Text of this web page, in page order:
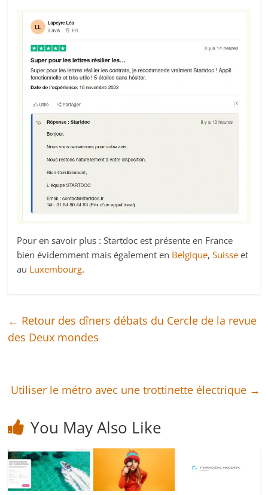
Pour en savoir plus : Startdoc est présente en France
bien évidemment mais également en Belgique,Suisse et
au Luxembourg.
← Retour des dîners débats du Cercle de la revue
des Deux mondes
Utiliser le métro avec une trottinette électrique →
You May Also Like